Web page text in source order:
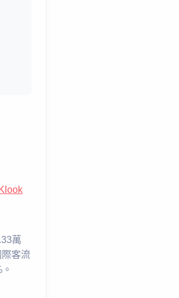
萬
客流